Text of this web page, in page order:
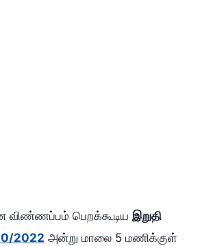
பெறக்கூடிய இறுதி
2022 அன்று மாலை 5 மணிக்குள்